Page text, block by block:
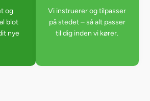
og
blot
nye
Vi instruerer og tilpasser
på stedet – så alt passer
til dig inden vi kører.